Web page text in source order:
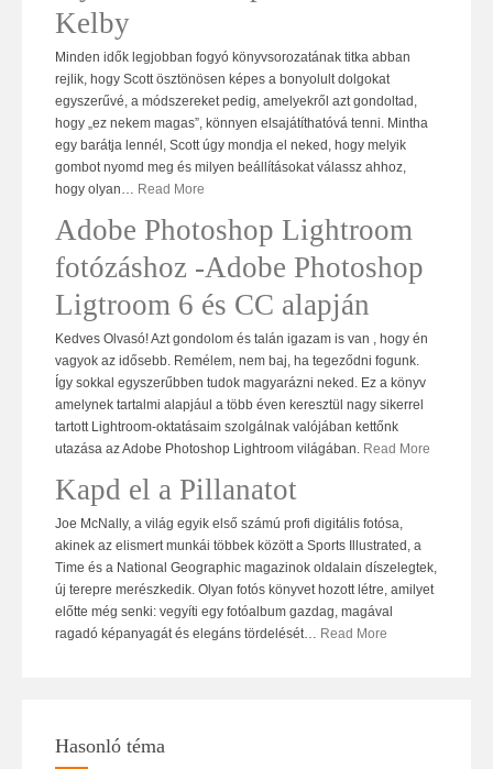
Kelby
Minden idők legjobban fogyó könyvsorozatának titka abban
rejlik, hogy Scott ösztönösen képes a bonyolult dolgokat
egyszerűvé, a módszereket pedig, amelyekről azt gondoltad,
hogy „ez nekem magas”, könnyen elsajátíthatóvá tenni. Mintha
egy barátja lennél, Scott úgy mondja el neked, hogy melyik
gombot nyomd meg és milyen beállításokat válassz ahhoz,
hogy olyan… Read More
Adobe Photoshop Lightroom
fotózáshoz -Adobe Photoshop
Ligtroom 6 és CC alapján
Kedves Olvasó! Azt gondolom és talán igazam is van , hogy én
vagyok az idősebb. Remélem, nem baj, ha tegeződni fogunk.
Így sokkal egyszerűbben tudok magyarázni neked. Ez a könyv
amelynek tartalmi alapjául a több éven keresztül nagy sikerrel
tartott Lightroom-oktatásaim szolgálnak valójában kettőnk
utazása az Adobe Photoshop Lightroom világában. Read More
Kapd el a Pillanatot
Joe McNally, a világ egyik első számú profi digitális fotósa,
akinek az elismert munkái többek között a Sports Illustrated, a
Time és a National Geographic magazinok oldalain díszelegtek,
új terepre merészkedik. Olyan fotós könyvet hozott létre, amilyet
előtte még senki: vegyíti egy fotóalbum gazdag, magával
ragadó képanyagát és elegáns tördelését… Read More
Hasonló téma